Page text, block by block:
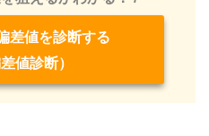
差値を診断する
値診断）